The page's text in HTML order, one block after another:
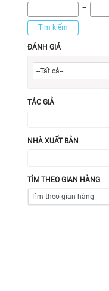
‾
Tìm kiếm
ĐÁNH GIÁ
--Tất cả--
TÁC GIẢ
NHÀ XUẤT BẢN
TÌM THEO GIAN HÀNG